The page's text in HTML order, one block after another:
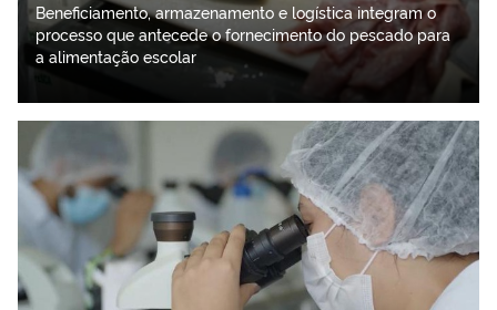
Beneficiamento, armazenamento e logística integram o
processo que antecede o fornecimento do pescado para
a alimentação escolar